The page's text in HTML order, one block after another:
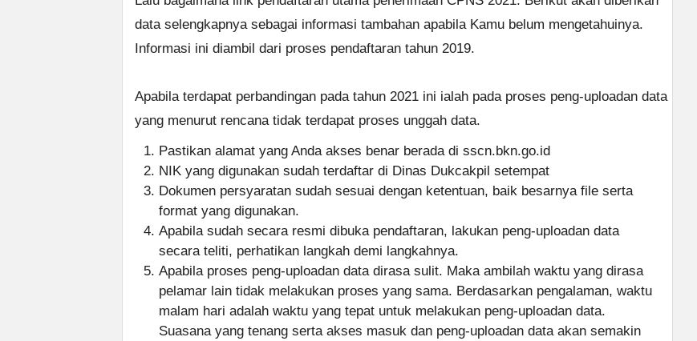
data selengkapnya sebagai informasi tambahan apabila Kamu belum mengetahuinya.
Informasi ini diambil dari proses pendaftaran tahun 2019.
Apabila terdapat perbandingan pada tahun 2021 ini ialah pada proses peng-uploadan data
yang menurut rencana tidak terdapat proses unggah data.
Pastikan alamat yang Anda akses benar berada di sscn.bkn.go.id
NIK yang digunakan sudah terdaftar di Dinas Dukcakpil setempat
Dokumen persyaratan sudah sesuai dengan ketentuan, baik besarnya file serta
format yang digunakan.
Apabila sudah secara resmi dibuka pendaftaran, lakukan peng-uploadan data
secara teliti, perhatikan langkah demi langkahnya.
Apabila proses peng-uploadan data dirasa sulit. Maka ambilah waktu yang dirasa
pelamar lain tidak melakukan proses yang sama. Berdasarkan pengalaman, waktu
malam hari adalah waktu yang tepat untuk melakukan peng-uploadan data.
Suasana yang tenang serta akses masuk dan peng-uploadan data akan semakin